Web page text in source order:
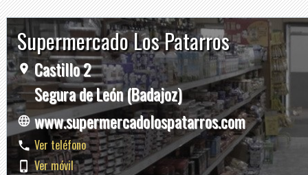
Supermercado Los Patarros
Castillo 2
Segura de León (Badajoz)
www.supermercadolospatarros.com
Ver teléfono
Ver móvil